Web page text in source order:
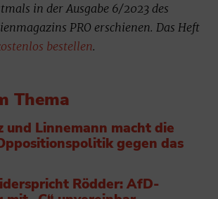
in der Ausgabe 6/2023 des
PRO erschienen. Das Heft
bestellen.
Thema
und Linnemann macht die
gegen das
Rödder: AfD-